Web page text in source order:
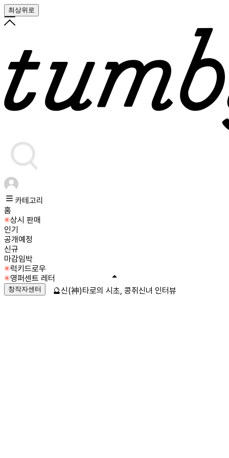
최상위로
카테고리
홈
상시 판매
인기
공개예정
신규
마감임박
럭키드로우
영퍼센트 레터
창작자센터 🔮신(神)타로의 시초, 콩쥐신녀 인터뷰